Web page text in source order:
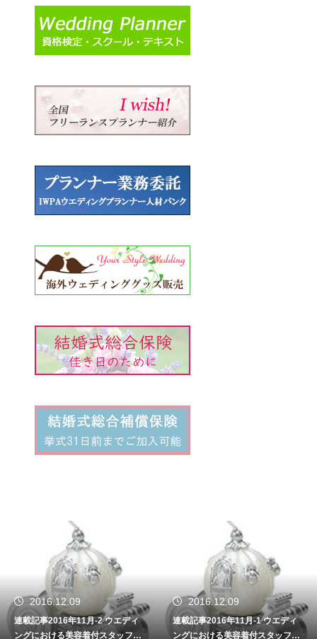
2016.12.09
連載記事2016年11月-2 ウエディ
ングにおける美容着付スタッフの
2016.12.09
連載記事2016年11月-1 ウエディ
ングにおける美容着付スタッフの